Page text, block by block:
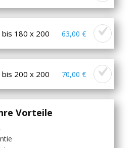
180 x 200 63,00 €
200 x 200 70,00 €
Vorteile